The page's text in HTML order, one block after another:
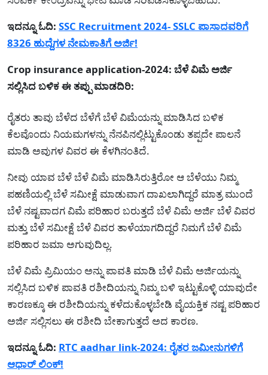
ಇದನ್ನೂ ಓದಿ: SSC Recruitment 2024- SSLC ಪಾಸಾದವರಿಗೆ
8326 ಹುದ್ದೆಗಳ ನೇಮಕಾತಿಗೆ ಅರ್ಜಿ!
Crop insurance application-2024: ಬೆಳೆ ವಿಮೆ ಅರ್ಜಿ
ಸಲ್ಲಿಸಿದ ಬಳಿಕ ಈ ತಪ್ಪು ಮಾಡದಿರಿ:
ರೈತರು ತಾವು ಬೆಳೆದ ಬೆಳೆಗೆ ಬೆಳೆ ವಿಮೆಯನ್ನು ಮಾಡಿಸಿದ ಬಳಿಕ
ಕೆಲವೊಂದು ನಿಯಮಗಳನ್ನು ನೆನಪಿನಲ್ಲಿಟ್ಟುಕೊಂಡು ತಪ್ಪದೇ ಪಾಲನೆ
ಮಾಡಿ ಅವುಗಳ ವಿವರ ಈ ಕೆಳಗಿನಂತಿದೆ.
ನೀವು ಯಾವ ಬೆಳೆ ಬೆಳೆ ವಿಮೆ ಮಾಡಿಸಿರುತ್ತಿರೋ ಆ ಬೆಳೆಯು ನಿಮ್ಮ
ಪಹಣಿಯಲ್ಲಿ ಬೆಳೆ ಸಮೀಕ್ಷೆ ಮಾಡುವಾಗ ದಾಖಲಾಗಿದ್ದರೆ ಮಾತ್ರ ಮುಂದೆ
ಬೆಳೆ ನಷ್ಟವಾದಗ ವಿಮೆ ಪರಿಹಾರ ಬರುತ್ತದೆ ಬೆಳೆ ವಿಮೆ ಅರ್ಜಿ ಬೆಳೆ ವಿವರ
ಮತ್ತು ಬೆಳೆ ಸಮೀಕ್ಷೆ ಬೆಳೆ ವಿವರ ತಾಳೆಯಾಗದಿದ್ದರೆ ನಿಮಗೆ ಬೆಳೆ ವಿಮೆ
ಪರಿಹಾರ ಜಮಾ ಅಗುವುದಿಲ್ಲ.
ಬೆಳೆ ವಿಮೆ ಪ್ರಿಮಿಯಂ ಅನ್ನು ಪಾವತಿ ಮಾಡಿ ಬೆಳೆ ವಿಮೆ ಅರ್ಜಿಯನ್ನು
ಸಲ್ಲಿಸಿದ ಬಳಿಕ ಪಾವತಿ ರಶೀದಿಯನ್ನು ನಿಮ್ಮ ಬಳಿ ಇಟ್ಟುಕೊಳ್ಳಿ ಯಾವುದೇ
ಕಾರಣಕ್ಕೂ ಈ ರಶೀದಿಯನ್ನು ಕಳೆದುಕೊಳ್ಳಬೇಡಿ ವೈಯಕ್ತಿಕ ನಷ್ಟ ಪರಿಹಾರ
ಅರ್ಜಿ ಸಲ್ಲಿಸಲು ಈ ರಶೀದಿ ಬೇಕಾಗುತ್ತದೆ ಅದ ಕಾರಣ.
ಇದನ್ನೂ ಓದಿ: RTC aadhar link-2024: ರೈತರ ಜಮೀನುಗಳಿಗೆ
ಆಧಾರ್ ಲಿಂಕ್!